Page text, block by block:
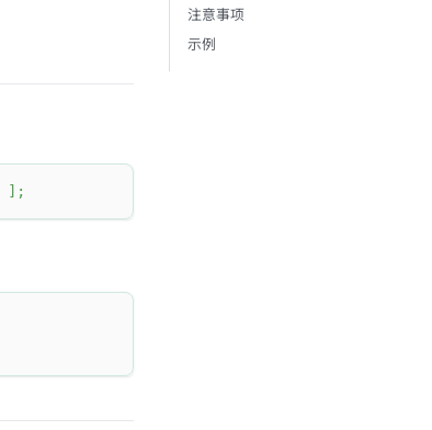
] ;
注意事项
示例